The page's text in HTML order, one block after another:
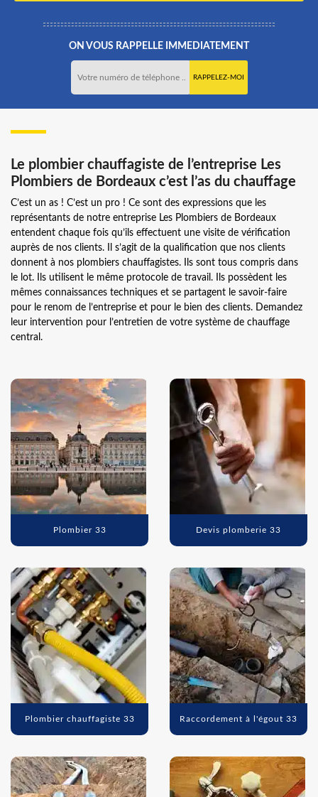
ON VOUS RAPPELLE IMMEDIATEMENT
Le plombier chauffagiste de l’entreprise Les
Plombiers de Bordeaux c’est l’as du chauffage
C’est un as ! C’est un pro ! Ce sont des expressions que les
représentants de notre entreprise Les Plombiers de Bordeaux
entendent chaque fois qu’ils effectuent une visite de vérification
auprès de nos clients. Il s’agit de la qualification que nos clients
donnent à nos plombiers chauffagistes. Ils sont tous compris dans
le lot. Ils utilisent le même protocole de travail. Ils possèdent les
mêmes connaissances techniques et se partagent le savoir-faire
pour le renom de l’entreprise et pour le bien des clients. Demandez
leur intervention pour l’entretien de votre système de chauffage
central.
Plombier 33 Devis plomberie 33
Plombier chauffagiste 33 Raccordement à l'égout 33